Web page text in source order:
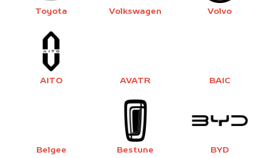
Toyota Volkswagen Volvo
AITO AVATR BAIC
Belgee Bestune BYD